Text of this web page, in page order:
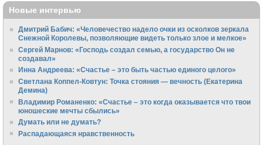
Новые интервью
Дмитрий Бабич: «Человечество надело очки из осколков зеркала
Снежной Королевы, позволяющие видеть только злое и мелкое»
Сергей Марнов: «Господь создал семью, а государство Он не
создавал»
Инна Андреева: «Счастье – это быть частью единого целого»
Светлана Коппел-Ковтун: Точка стояния — вечность (Екатерина
Демина)
Владимир Романенко: «Счастье – это когда оказывается что твои
юношеские мечты сбылись»
Думать или не думать?
Распадающаяся нравственность